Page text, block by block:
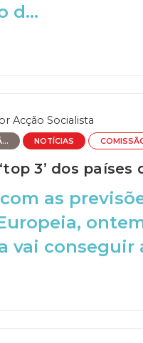
d...
Acção Socialista
NOTÍCIAS
3’ dos
as
vai conseguir